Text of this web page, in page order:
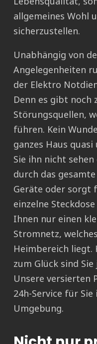
allgemeines Wohl
sicherzustellen.
Unabhängig von
Angelegenheiten
der Elektro
Denn es gibt noch
Störungsquellen,
führen. Kein
ganzes Haus
Sie ihn nicht
durch das
Geräte oder sorgt
einzelne
Ihnen nur einen
Stromnetz,
Heimbereich liegt.
zum Glück sind
Unsere versierten
24h-Service für
Umgebung.